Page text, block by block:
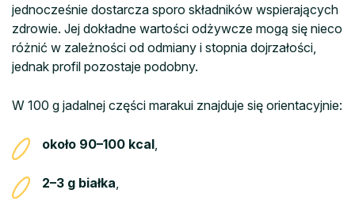
jednocześnie dostarcza sporo składników wspierających
zdrowie. Jej dokładne wartości odżywcze mogą się nieco
różnić w zależności od odmiany i stopnia dojrzałości,
jednak profil pozostaje podobny.
W 100 g jadalnej części marakui znajduje się orientacyjnie:
około 90–100 kcal,
2–3 g białka,